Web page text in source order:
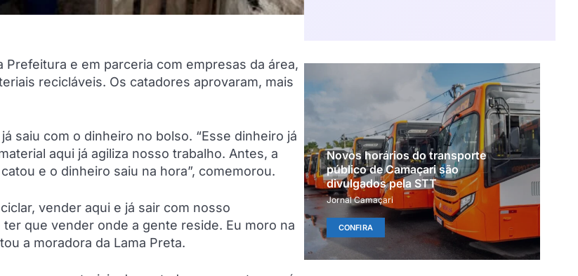
e em parceria com empresas da área,
recicláveis. Os catadores aprovaram, mais
saiu com o dinheiro no bolso. “Esse dinheiro já
aqui já agiliza nosso trabalho. Antes, a
e o dinheiro saiu na hora”, comemorou.
vender aqui e já sair com nosso
que vender onde a gente reside. Eu moro na
a moradora da Lama Preta.
Novos horários do transporte
público de Camaçari são
divulgados pela STT
Jornal Camaçari
CONFIRA